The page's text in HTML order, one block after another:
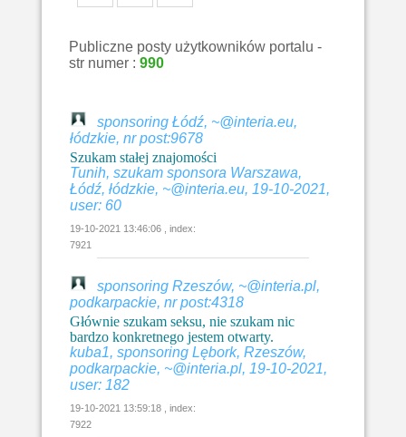
Publiczne posty użytkowników portalu -
str numer : 990
sponsoring Łódź, ~@interia.eu,
łódzkie, nr post:9678
Szukam stałej znajomości
Tunih, szukam sponsora Warszawa,
Łódź, łódzkie, ~@interia.eu, 19-10-2021,
user: 60
19-10-2021 13:46:06 , index:
7921
sponsoring Rzeszów, ~@interia.pl,
podkarpackie, nr post:4318
Głównie szukam seksu, nie szukam nic
bardzo konkretnego jestem otwarty.
kuba1, sponsoring Lębork, Rzeszów,
podkarpackie, ~@interia.pl, 19-10-2021,
user: 182
19-10-2021 13:59:18 , index:
7922